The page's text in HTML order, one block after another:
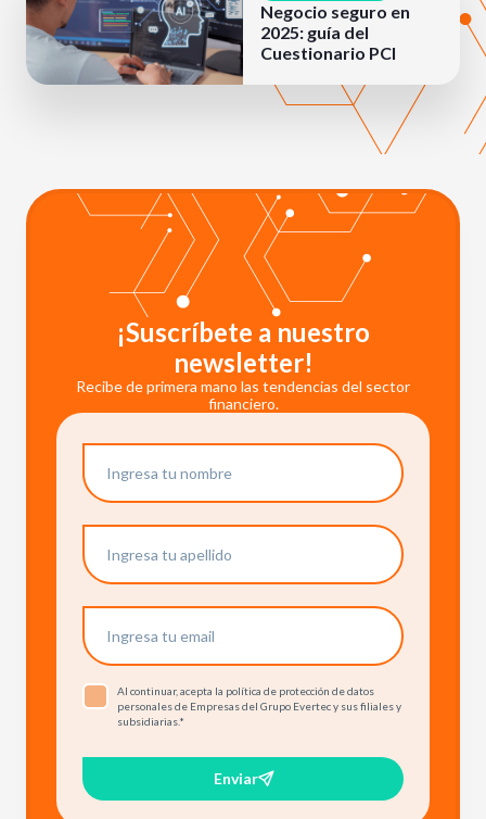
Negocio seguro en
2025: guía del
Cuestionario PCI
¡Suscríbete a nuestro
newsletter!
Recibe de primera mano las tendencias del sector
financiero.
Al continuar, acepta la política de protección de datos
personales de Empresas del Grupo Evertec y sus filiales y
subsidiarias.*
Enviar